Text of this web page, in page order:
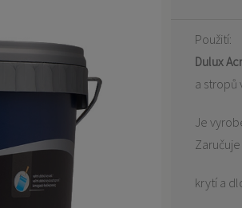
Použití:
Dulux
a stropů
Je
krytí a